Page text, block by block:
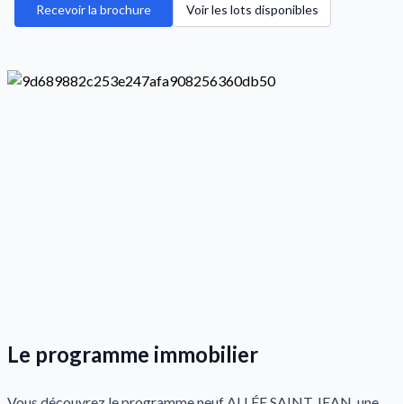
Recevoir la brochure Voir les lots disponibles
Le programme immobilier